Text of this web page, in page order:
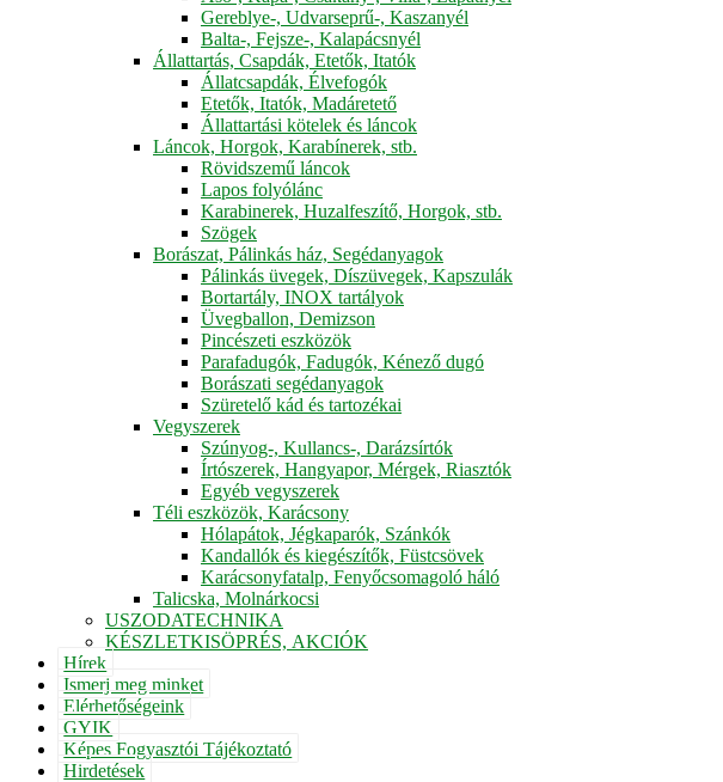
Gereblye-, Udvarseprű-, Kaszanyél
Balta-, Fejsze-, Kalapácsnyél
Állattartás, Csapdák, Etetők, Itatók
Állatcsapdák, Élvefogók
Etetők, Itatók, Madáretető
Állattartási kötelek és láncok
Láncok, Horgok, Karabínerek, stb.
Rövidszemű láncok
Lapos folyólánc
Karabinerek, Huzalfeszítő, Horgok, stb.
Szögek
Borászat, Pálinkás ház, Segédanyagok
Pálinkás üvegek, Díszüvegek, Kapszulák
Bortartály, INOX tartályok
Üvegballon, Demizson
Pincészeti eszközök
Parafadugók, Fadugók, Kénező dugó
Borászati segédanyagok
Szüretelő kád és tartozékai
Vegyszerek
Szúnyog-, Kullancs-, Darázsírtók
Írtószerek, Hangyapor, Mérgek, Riasztók
Egyéb vegyszerek
Téli eszközök, Karácsony
Hólapátok, Jégkaparók, Szánkók
Kandallók és kiegészítők, Füstcsövek
Karácsonyfatalp, Fenyőcsomagoló háló
Talicska, Molnárkocsi
USZODATECHNIKA
KÉSZLETKISÖPRÉS, AKCIÓK
Hírek
Ismerj meg minket
Elérhetőségeink
GYIK
Képes Fogyasztói Tájékoztató
Hirdetések